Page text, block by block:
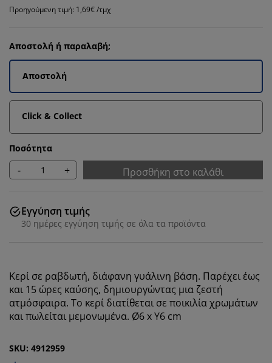
Προηγούμενη τιμή: 1,69€ /τμχ
Αποστολή ή παραλαβή;
Αποστολή
Click & Collect
Ποσότητα
- + Προσθήκη στο καλάθι
Εγγύηση τιμής
30 ημέρες εγγύηση τιμής σε όλα τα προϊόντα
Κερί σε ραβδωτή, διάφανη γυάλινη βάση. Παρέχει έως
και 15 ώρες καύσης, δημιουργώντας μια ζεστή
ατμόσφαιρα. Το κερί διατίθεται σε ποικιλία χρωμάτων
και πωλείται μεμονωμένα. Ø6 x Υ6 cm
SKU: 4912959